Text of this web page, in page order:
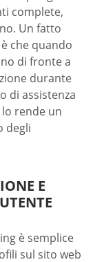
complete,
Un fatto
che quando
di fronte a
durante
di assistenza
rende un
degli
E
è semplice
sul sito web